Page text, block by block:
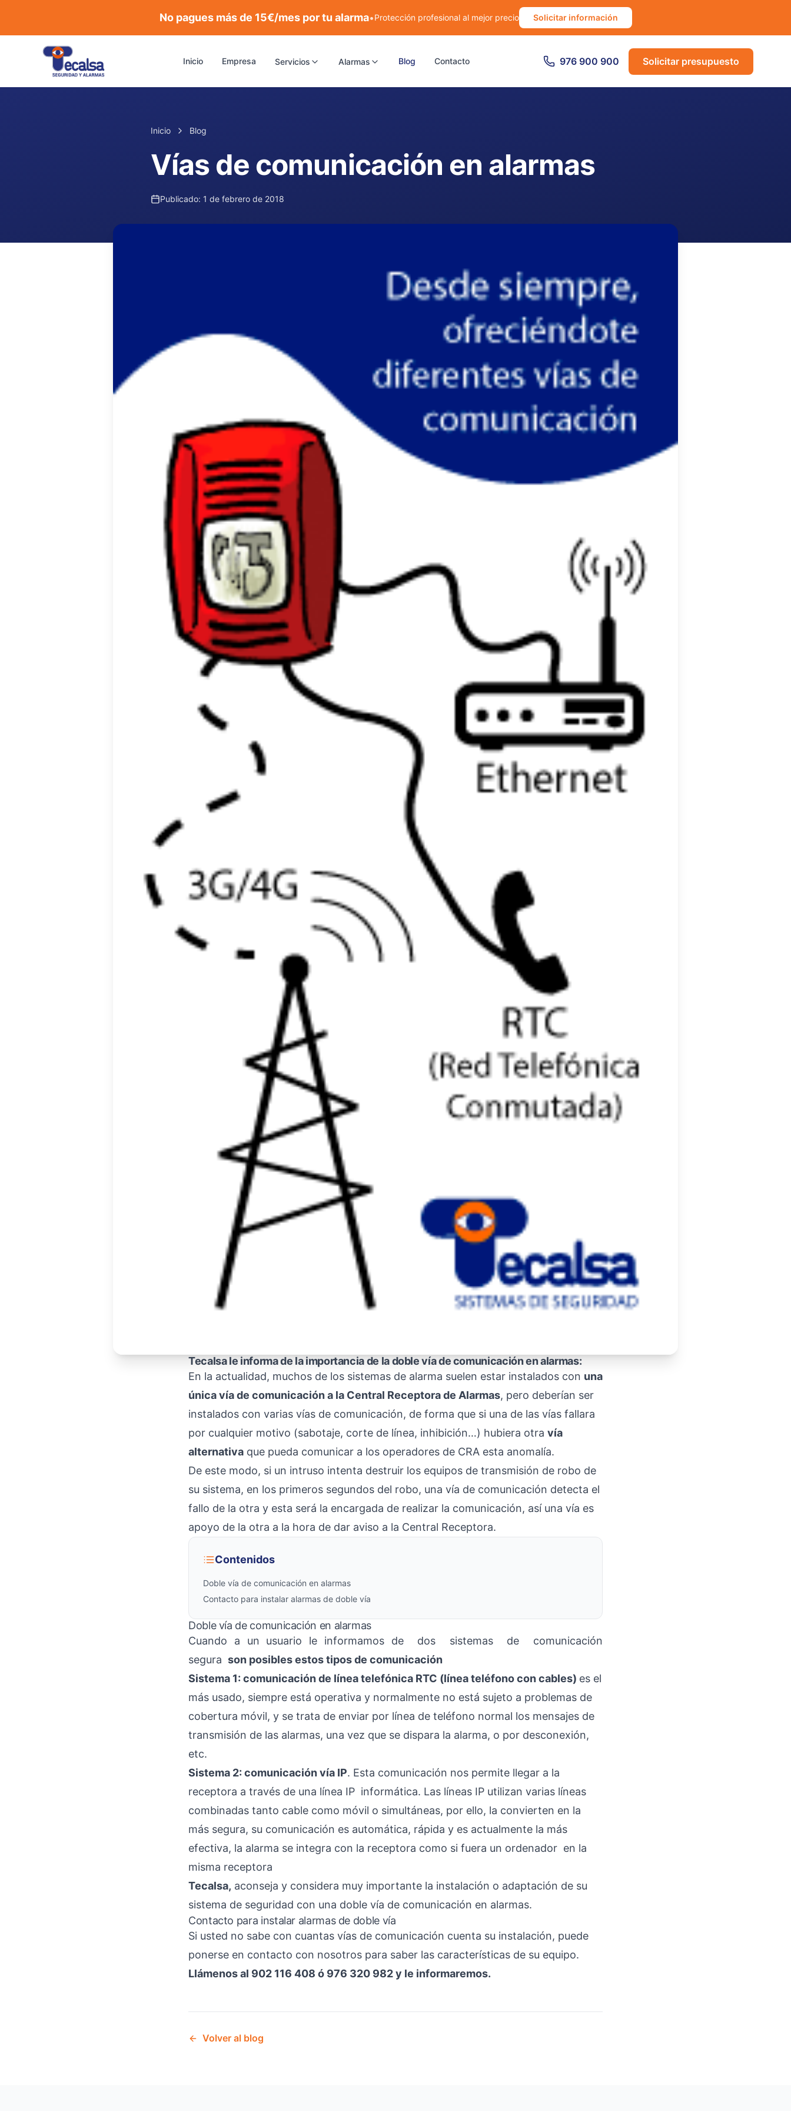
No pagues más de 15€/mes por tu alarma•Protección profesional al mejor precio Solicitar información
Inicio Empresa Servicios Alarmas Blog Contacto 976 900 900 Solicitar presupuesto
Inicio Blog
Vías de comunicación en alarmas
Publicado: 1 de febrero de 2018
Tecalsa le informa de la importancia de la doble vía de comunicación en alarmas:
En la actualidad, muchos de los sistemas de alarma suelen estar instalados con una
única vía de comunicación a la Central Receptora de Alarmas, pero deberían ser
instalados con varias vías de comunicación, de forma que si una de las vías fallara
por cualquier motivo (sabotaje, corte de línea, inhibición…) hubiera otra vía
alternativa que pueda comunicar a los operadores de CRA esta anomalía.
De este modo, si un intruso intenta destruir los equipos de transmisión de robo de
su sistema, en los primeros segundos del robo, una vía de comunicación detecta el
fallo de la otra y esta será la encargada de realizar la comunicación, así una vía es
apoyo de la otra a la hora de dar aviso a la Central Receptora.
Contenidos
Doble vía de comunicación en alarmas
Contacto para instalar alarmas de doble vía
Doble vía de comunicación en alarmas
Cuando a un usuario le informamos de dos sistemas de comunicación
segura son posibles estos tipos de comunicación
Sistema 1: comunicación de línea telefónica RTC (línea teléfono con cables) es el
más usado, siempre está operativa y normalmente no está sujeto a problemas de
cobertura móvil, y se trata de enviar por línea de teléfono normal los mensajes de
transmisión de las alarmas, una vez que se dispara la alarma, o por desconexión,
etc.
Sistema 2: comunicación vía IP. Esta comunicación nos permite llegar a la
receptora a través de una línea IP informática. Las líneas IP utilizan varias líneas
combinadas tanto cable como móvil o simultáneas, por ello, la convierten en la
más segura, su comunicación es automática, rápida y es actualmente la más
efectiva, la alarma se integra con la receptora como si fuera un ordenador en la
misma receptora
Tecalsa, aconseja y considera muy importante la instalación o adaptación de su
sistema de seguridad con una doble vía de comunicación en alarmas.
Contacto para instalar alarmas de doble vía
Si usted no sabe con cuantas vías de comunicación cuenta su instalación, puede
ponerse en contacto con nosotros para saber las características de su equipo.
Llámenos al 902 116 408 ó 976 320 982 y le informaremos.
Volver al blog